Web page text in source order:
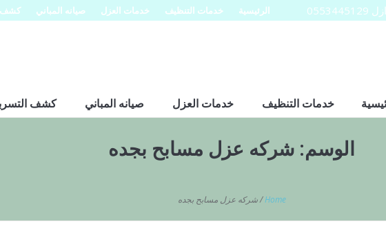
الرئيسية خدمات التنظيف خدمات العزل صيانه المباني كشف
خدمات التنظيف خدمات العزل صيانه المباني كشف
الوسم: شركه عزل مسابح بجده
Home
/شركه عزل مسابح بجده